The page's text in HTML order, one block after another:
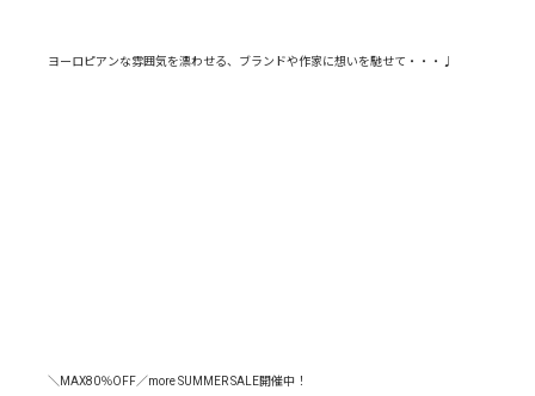
ヨーロピアンな雰囲気を漂わせる、ブランドや作家に想いを馳せて・・・♩
＼MAX80％OFF／more SUMMER SALE開催中！